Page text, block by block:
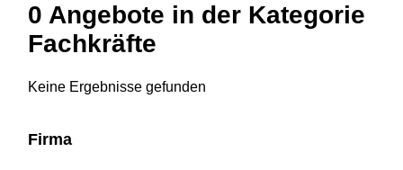
0 Angebote in der Kategorie
Fachkräfte
Keine Ergebnisse gefunden
Firma